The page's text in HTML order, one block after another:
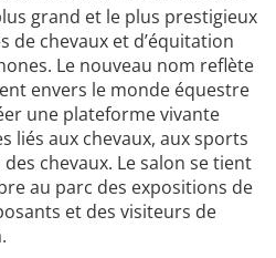
grand et le plus prestigieux
de chevaux et d’équitation
Le nouveau nom reflète
envers le monde équestre
une plateforme vivante
liés aux chevaux, aux sports
chevaux. Le salon se tient
au parc des expositions de
et des visiteurs de